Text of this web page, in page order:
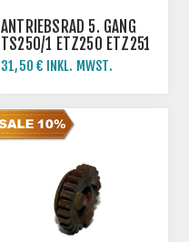
ANTRIEBSRAD 5. GANG
TS250/1 ETZ250 ETZ251
31,50 € INKL. MWST.